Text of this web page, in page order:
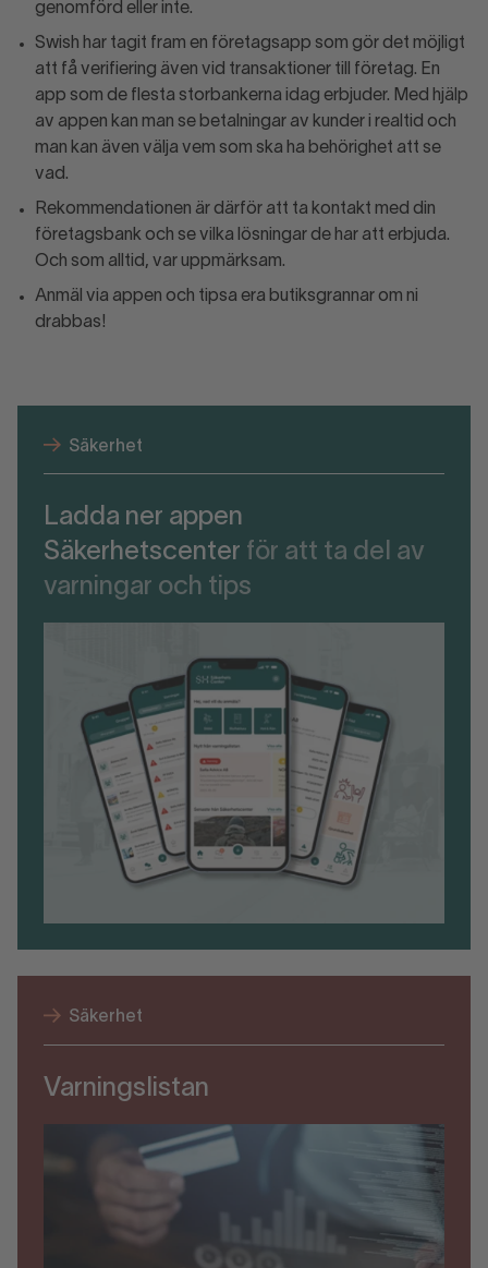
genomförd eller inte.
Swish har tagit fram en företagsapp som gör det möjligt
att få verifiering även vid transaktioner till företag. En
app som de flesta storbankerna idag erbjuder. Med hjälp
av appen kan man se betalningar av kunder i realtid och
man kan även välja vem som ska ha behörighet att se
vad.
Rekommendationen är därför att ta kontakt med din
företagsbank och se vilka lösningar de har att erbjuda.
Och som alltid, var uppmärksam.
Anmäl via appen och tipsa era butiksgrannar om ni
drabbas!
Säkerhet
Ladda ner appen
Säkerhetscenter för att ta del av
varningar och tips
Säkerhet
Varningslistan